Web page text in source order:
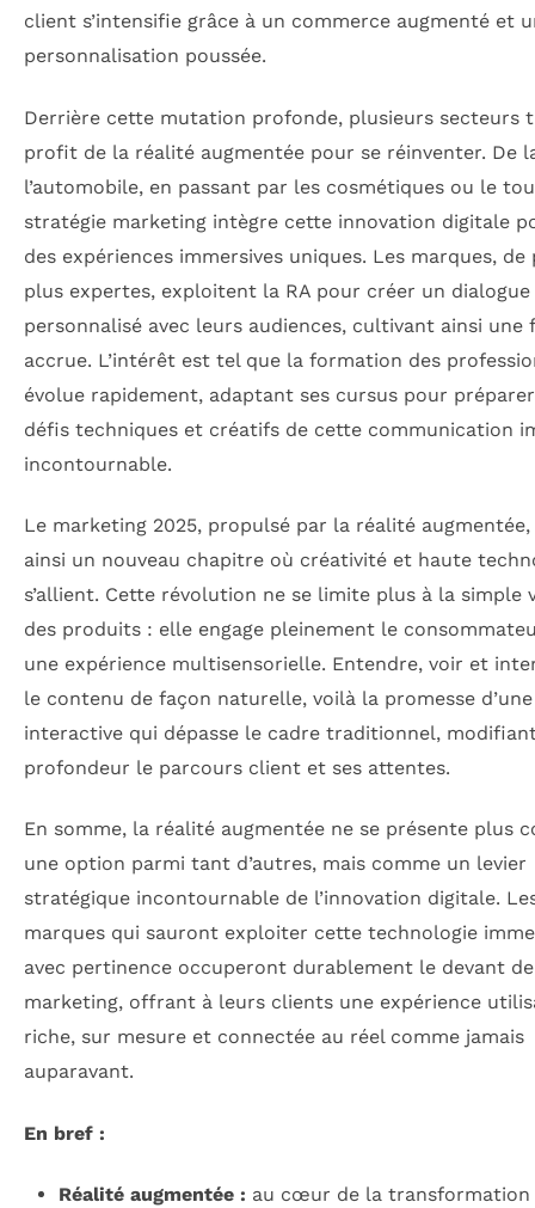
client s’intensifie grâce à un commerce augmenté et
personnalisation poussée.
Derrière cette mutation profonde, plusieurs secteurs
profit de la réalité augmentée pour se réinventer. De
l’automobile, en passant par les cosmétiques ou le
stratégie marketing intègre cette innovation digitale
des expériences immersives uniques. Les marques, de
plus expertes, exploitent la RA pour créer un
personnalisé avec leurs audiences, cultivant ainsi une
accrue. L’intérêt est tel que la formation des
évolue rapidement, adaptant ses cursus pour
défis techniques et créatifs de cette communication
incontournable.
Le marketing 2025, propulsé par la réalité
ainsi un nouveau chapitre où créativité et haute
s’allient. Cette révolution ne se limite plus à la simple
des produits : elle engage pleinement le
une expérience multisensorielle. Entendre, voir et
le contenu de façon naturelle, voilà la promesse
interactive qui dépasse le cadre traditionnel,
profondeur le parcours client et ses attentes.
En somme, la réalité augmentée ne se présente plus
une option parmi tant d’autres, mais comme un levier
stratégique incontournable de l’innovation digitale.
marques qui sauront exploiter cette technologie
avec pertinence occuperont durablement le devant
marketing, offrant à leurs clients une expérience
riche, sur mesure et connectée au réel comme jamais
auparavant.
En bref :
Réalité augmentée : au cœur de la transformation